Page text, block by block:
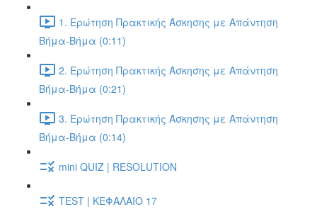
1. Ερώτηση Πρακτικής Άσκησης με Απάντηση
Βήμα-Βήμα (0:11)
2. Ερώτηση Πρακτικής Άσκησης με Απάντηση
Βήμα-Βήμα (0:21)
3. Ερώτηση Πρακτικής Άσκησης με Απάντηση
Βήμα-Βήμα (0:14)
mini QUIZ | RESOLUTION
TEST | ΚΕΦΑΛΑΙΟ 17